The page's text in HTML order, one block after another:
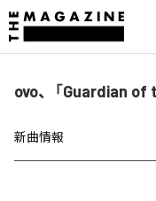
ovo、「Guardian
新曲情報